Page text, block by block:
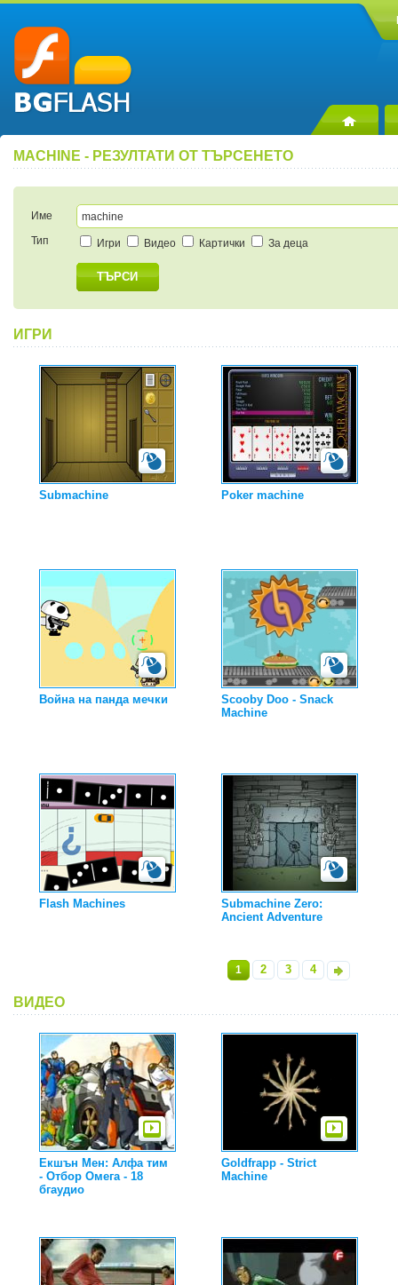
MACHINE - РЕЗУЛТАТИ ОТ ТЪРСЕНЕТО
Име
Тип
Игри Видео Картички За деца
ТЪРСИ
ИГРИ
Submachine Poker machine
Война на панда мечки
Scooby Doo - Snack
Machine
Flash Machines
Submachine Zero:
Ancient Adventure
1 2 3 4»
ВИДЕО
Екшън Мен: Алфа тим
- Отбор Омега - 18
бгаудио
Goldfrapp - Strict
Machine